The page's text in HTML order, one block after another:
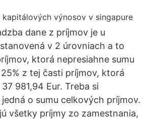
dane z príjmov je u
v 2 úrovniach a to
ktorá nepresiahne sumu
z tej časti príjmov, ktorá
981,94 Eur. Treba si
o sumu celkových príjmov.
všetky príjmy zo zamestnania,